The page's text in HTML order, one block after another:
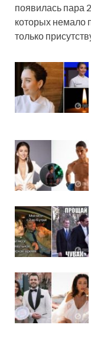
появилась пара
которых немало
только